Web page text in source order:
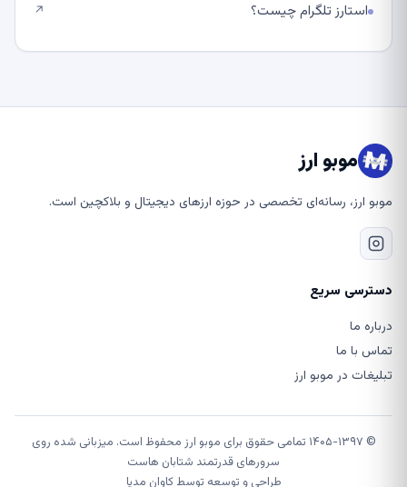
استارز تلگرام چیست؟ ↗
موبو ارز
موبو ارز، رسانه‌ای تخصصی در حوزه ارزهای دیجیتال و بلاکچین است.
دسترسی سریع
درباره ما
تماس با ما
تبلیغات در موبو ارز
© ۱۴۰۵-۱۳۹۷ تمامی حقوق برای موبو ارز محفوظ است. میزبانی شده روی
سرورهای قدرتمند شتابان هاست
طراحی و توسعه توسطکاوان مدیا